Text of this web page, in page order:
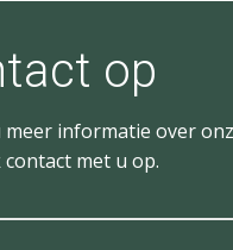
op
informatie over
met u op.